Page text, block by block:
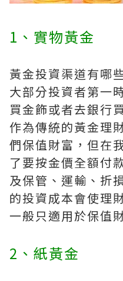
1、實物黃金
黃金投資渠道有哪
大部分投資者第一
買金飾或者去銀行
作為傳統的黃金理
們保值財富，但在
了要按金價全額付
及保管、運輸、折
的投資成本會使理
一般只適用於保值
2、紙黃金